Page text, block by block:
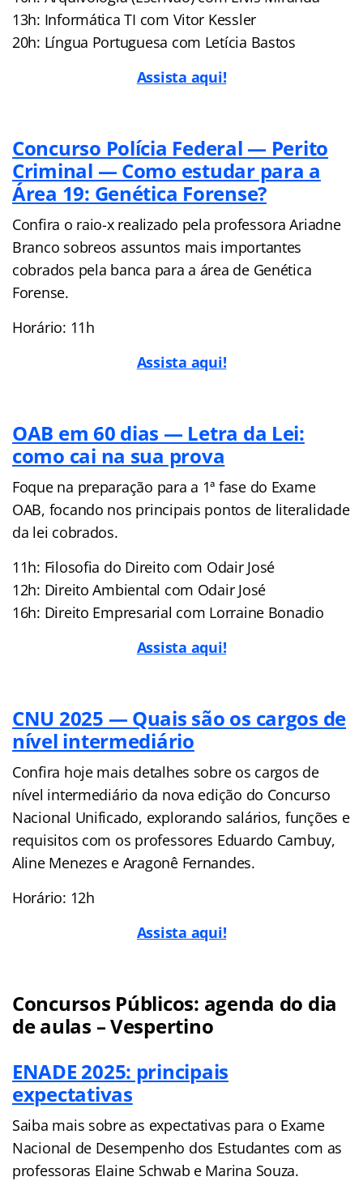
13h: Informática TI com Vitor Kessler
20h: Língua Portuguesa com Letícia Bastos
Assista aqui!
Concurso Polícia Federal — Perito
Criminal — Como estudar para a
Área 19: Genética Forense?
Confira o raio-x realizado pela professora Ariadne
Branco sobreos assuntos mais importantes
cobrados pela banca para a área de Genética
Forense.
Horário: 11h
Assista aqui!
OAB em 60 dias — Letra da Lei:
como cai na sua prova
Foque na preparação para a 1ª fase do Exame
OAB, focando nos principais pontos de literalidade
da lei cobrados.
11h: Filosofia do Direito com Odair José
12h: Direito Ambiental com Odair José
16h: Direito Empresarial com Lorraine Bonadio
Assista aqui!
CNU 2025 — Quais são os cargos de
nível intermediário
Confira hoje mais detalhes sobre os cargos de
nível intermediário da nova edição do Concurso
Nacional Unificado, explorando salários, funções e
requisitos com os professores Eduardo Cambuy,
Aline Menezes e Aragonê Fernandes.
Horário: 12h
Assista aqui!
Concursos Públicos: agenda do dia
de aulas – Vespertino
ENADE 2025: principais
expectativas
Saiba mais sobre as expectativas para o Exame
Nacional de Desempenho dos Estudantes com as
professoras Elaine Schwab e Marina Souza.